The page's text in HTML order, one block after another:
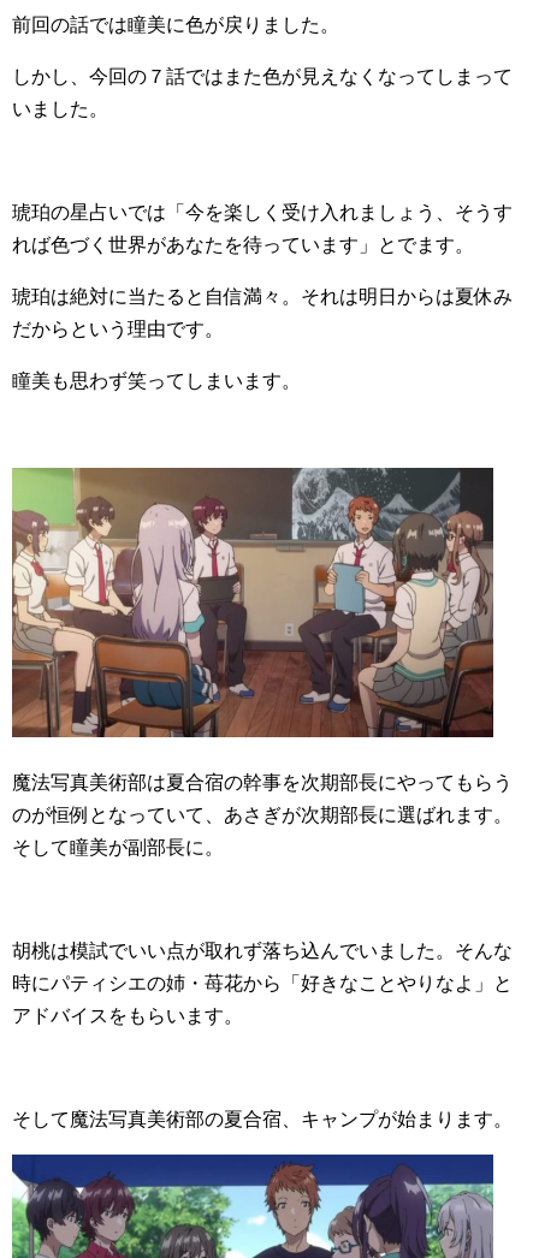
前回の話では瞳美に色が戻りました。
しかし、今回の７話ではまた色が見えなくなってしまって
いました。
琥珀の星占いでは「今を楽しく受け入れましょう、そうす
れば色づく世界があなたを待っています」とでます。
琥珀は絶対に当たると自信満々。それは明日からは夏休み
だからという理由です。
瞳美も思わず笑ってしまいます。
魔法写真美術部は夏合宿の幹事を次期部長にやってもらう
のが恒例となっていて、あさぎが次期部長に選ばれます。
そして瞳美が副部長に。
胡桃は模試でいい点が取れず落ち込んでいました。そんな
時にパティシエの姉・苺花から「好きなことやりなよ」と
アドバイスをもらいます。
そして魔法写真美術部の夏合宿、キャンプが始まります。